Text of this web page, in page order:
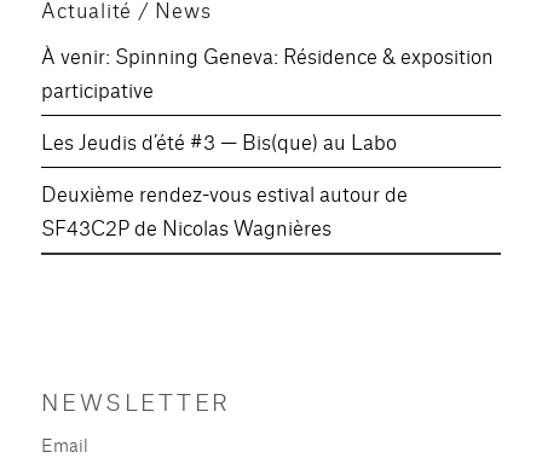
Actualité / News
À venir: Spinning Geneva: Résidence & exposition
participative
Les Jeudis d’été #3 — Bis(que) au Labo
Deuxième rendez-vous estival autour de
SF43C2P de Nicolas Wagnières
NEWSLETTER
Email